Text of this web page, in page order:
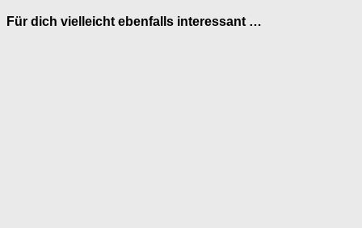
Für dich vielleicht ebenfalls interessant …